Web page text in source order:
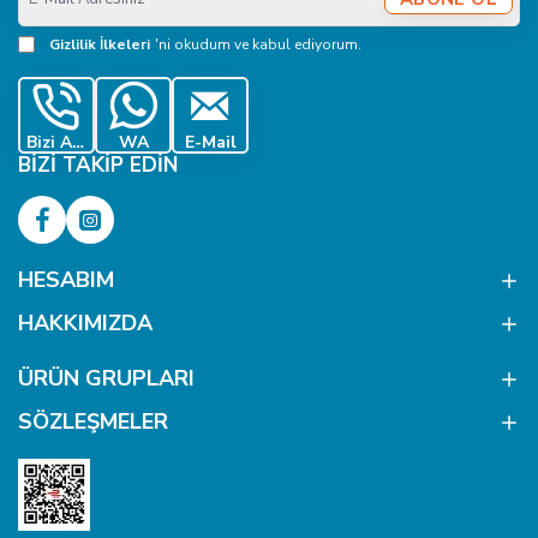
Mail
Adresiniz
Gizlilik İlkeleri 'ni okudum ve kabul ediyorum.
Bizi Ara WA E-Mail
BIZI TAKIP EDIN
HESABIM
HAKKIMIZDA
ÜRÜN GRUPLARI
SÖZLEŞMELER